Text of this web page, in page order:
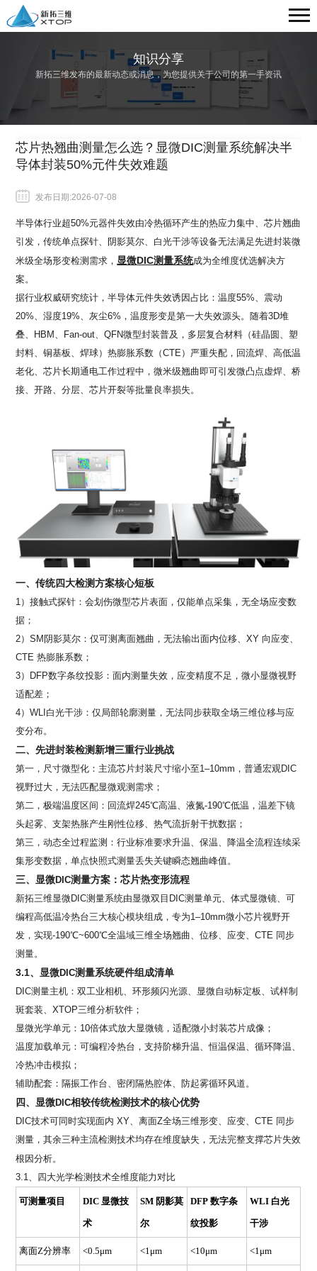
知识分享
新拓三维发布的最新动态或消息，为您提供关于公司的第一手资讯
芯片热翘曲测量怎么选？显微DIC测量系统解决半
导体封装50%元件失效难题
发布日期:2026-07-08
半导体行业超50%元器件失效由冷热循环产生的热应力集中、芯片翘曲
引发，传统单点探针、阴影莫尔、白光干涉等设备无法满足先进封装微
米级全场形变检测需求， 显微DIC测量系统成为全维度优选解决方
案。
据行业权威研究统计，半导体元件失效诱因占比：温度55% 、震动
20% 、湿度19% 、灰尘6% ，温度形变是第一大失效源头。随着3D堆
叠、 HBM Fan-out 、QFN微型封装普及，多层复合材料（硅晶圆、塑
封料、铜基板、焊球）热膨胀系数（CTE ）严重失配，回流焊、高低温
老化、芯片长期通电工作过程中，微米级翘曲即可引发微凸点虚焊、桥
接、开路、分层、芯片开裂等批量良率损失。
一、传统四大检测方案核心短板
1）接触式探针：会划伤微型芯片表面，仅能单点采集，无全场应变数
据；
2）SM阴影莫尔：仅可测离面翘曲，无法输出面内位移、XY 向应变、
CTE热膨胀系数；
3） DFP数字条纹投影：面内测量失效，应变精度不足，微小显微视野
适配差；
4）WLI白光干涉：仅局部轮廓测量，无法同步获取全场三维位移与应
变分布。
二、先进封装检测新增三重行业挑战
第一，尺寸微型化：主流芯片封装尺寸缩小至1–10mm ，普通宏观DIC
视野过大，无法匹配显微观测需求；
第二，极端温度区间：回流焊245℃高温、液氮-190℃低温，温差下镜
头起雾、支架热胀产生刚性位移、热气流折射干扰数据；
第三，动态全过程监测：行业标准要求升温、保温、降温全流程连续采
集形变数据，单点快照式测量丢失关键瞬态翘曲峰值。
三、显微DIC测量方案：芯片热变形流程
新拓三维显微DIC测量系统由显微双目 DIC测量单元、体式显微镜、可
编程高低温冷热台三大核心模块组成，专为1–10mm微小芯片视野开
发，实现-190℃~600℃全温域三维全场翘曲、位移、应变、CTE 同步
测量。
3.1、显微DIC测量系统硬件组成清单
DIC测量主机：双工业相机、环形频闪光源、显微自动标定板、试样制
斑套装、XTOP三维分析软件；
显微光学单元： 10倍体式放大显微镜，适配微小封装芯片成像；
温度加载单元：可编程冷热台，支持阶梯升温、恒温保温、循环降温、
冷热冲击模拟；
辅助配套：隔振工作台、密闭隔热腔体、防起雾循环风道。
四、显微DIC相较传统检测技术的核心优势
DIC技术可同时实现面内 XY 、离面Z全场三维形变、应变、CTE 同步
测量，其余三种主流检测技术均存在维度缺失，无法完整支撑芯片失效
根因分析。
3.1、四大光学检测技术全维度能力对比
可测量项目 DIC 显微技
术
SM 阴影莫
尔
DFP数字条
纹投影
WLI 白光
干涉
离面Z分辨率 <0.5μm <1μm <10μm <1μm